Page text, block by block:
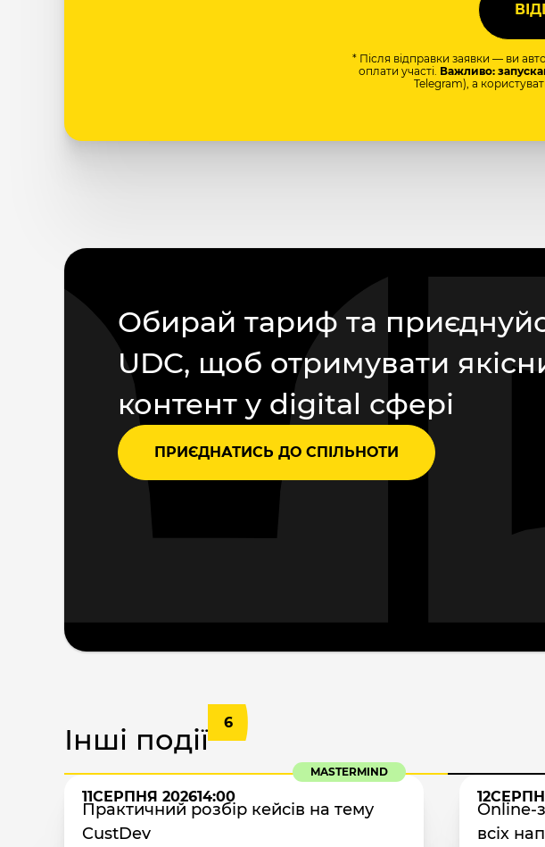
* Після відправки заявки — ви
оплати участі. Важливо:
Telegram), а
Обирай тариф та
UDC, щоб отримувати
контент у digital сфері
ПРИЄДНАТИСЬ ДО СПІЛЬНОТИ
Інші події 6
MASTERMIND
11СЕРПНЯ 202614:00
Практичний розбір кейсів на тему
CustDev
12
Online-
всіх